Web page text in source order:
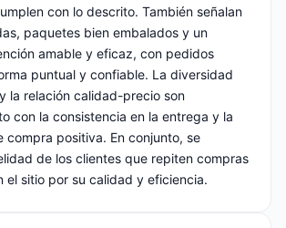
con lo descrito. También señalan
paquetes bien embalados y un
amable y eficaz, con pedidos
puntual y confiable. La diversidad
la relación calidad-precio son
con la consistencia en la entrega y la
compra positiva. En conjunto, se
de los clientes que repiten compras
el sitio por su calidad y eficiencia.